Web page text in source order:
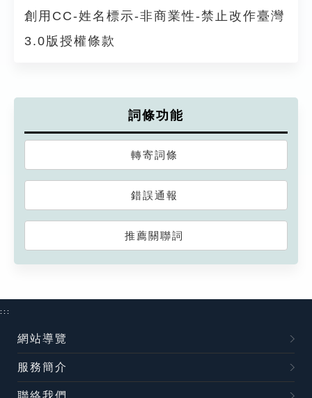
創用CC-姓名標示-非商業性-禁止改作臺灣
3.0版授權條款
詞條功能
轉寄詞條
錯誤通報
推薦關聯詞
:::
網站導覽
服務簡介
聯絡我們